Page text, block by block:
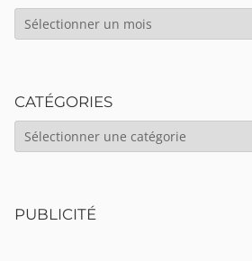
ARCHIVES
CATÉGORIES
CATÉGORIES
PUBLICITÉ